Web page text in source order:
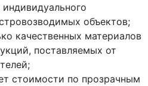
объектов;
качественных материалов
поставляемых от
стоимости по прозрачным